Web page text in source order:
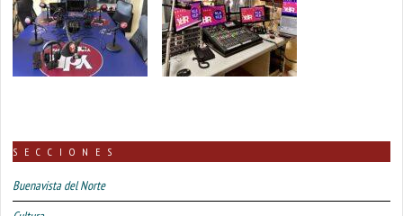
SECCIONES
Buenavista del Norte